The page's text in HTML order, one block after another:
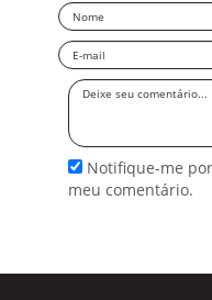
Nome
Email
Deixe
Notifique-me
meu comentário.